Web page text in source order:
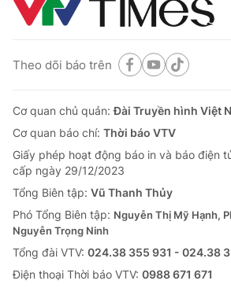
Theo dõi báo trên
Cơ quan chủ quản:Đài Truyền hình Việt
Cơ quan báo chí: Thời báo VTV
Giấy phép hoạt động báo in và báo điện
cấp ngày 29/12/2023
Tổng Biên tập: Vũ Thanh Thủy
Phó Tổng Biên tập: Nguyễn Thị Mỹ Hạnh,
Nguyễn Trọng Ninh
Tổng đài VTV: 024.38 355 931 - 024.38
Ðiện thoại Thời báo VTV: 0988 671 671